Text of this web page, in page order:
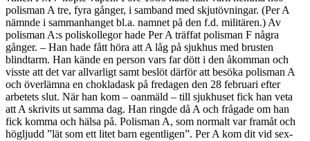
polisman A tre, fyra gånger, i samband med skjutövningar. (Per A
nämnde i sammanhanget bl.a. namnet på den f.d. militären.) Av
polisman A:s poliskollegor hade Per A träffat polisman F några
gånger. – Han hade fått höra att A låg på sjukhus med brusten
blindtarm. Han kände en person vars far dött i den åkomman och
visste att det var allvarligt samt beslöt därför att besöka polisman A
och överlämna en chokladask på fredagen den 28 februari efter
arbetets slut. När han kom – oanmäld – till sjukhuset fick han veta
att A skrivits ut samma dag. Han ringde då A och frågade om han
fick komma och hälsa på. Polisman A, som normalt var framåt och
högljudd ”lät som ett litet barn egentligen”. Per A kom dit vid sex-